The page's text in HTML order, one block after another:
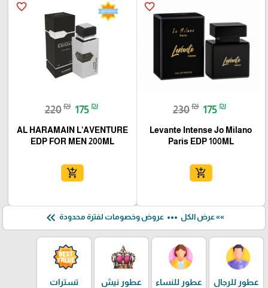
favorite_border
230₪ 175 ₪
Levante Intense Jo Milano
Paris EDP 100ML
add_shopping_cart
favorite_border
220₪ 175 ₪
AL HARAMAIN L’AVENTURE
EDP FOR MEN 200ML
add_shopping_cart
»» عرض الكل more_horiz عروض وخصومات لفترة محدودة keyboard_double_arrow_left
عطور للرجال عطور للنساء عطور نيش تسترات